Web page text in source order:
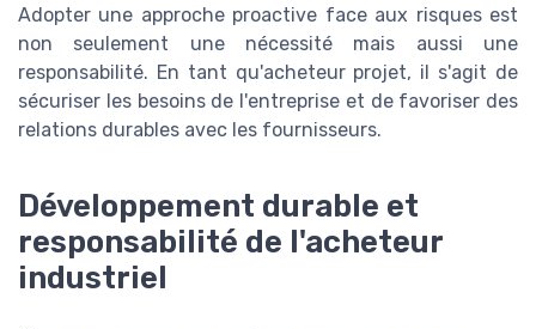
Adopter une approche proactive face aux risques est
non seulement une nécessité mais aussi une
responsabilité. En tant qu'acheteur projet, il s'agit de
sécuriser les besoins de l'entreprise et de favoriser des
relations durables avec les fournisseurs.
Développement durable et
responsabilité de l'acheteur
industriel